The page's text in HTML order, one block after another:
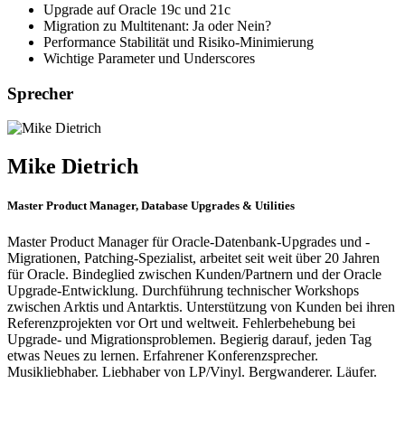
Upgrade auf Oracle 19c und 21c
Migration zu Multitenant: Ja oder Nein?
Performance Stabilität und Risiko-Minimierung
Wichtige Parameter und Underscores
Sprecher
Mike Dietrich
Master Product Manager, Database Upgrades & Utilities
Master Product Manager für Oracle-Datenbank-Upgrades und -
Migrationen, Patching-Spezialist, arbeitet seit weit über 20 Jahren
für Oracle. Bindeglied zwischen Kunden/Partnern und der Oracle
Upgrade-Entwicklung. Durchführung technischer Workshops
zwischen Arktis und Antarktis. Unterstützung von Kunden bei ihren
Referenzprojekten vor Ort und weltweit. Fehlerbehebung bei
Upgrade- und Migrationsproblemen. Begierig darauf, jeden Tag
etwas Neues zu lernen. Erfahrener Konferenzsprecher.
Musikliebhaber. Liebhaber von LP/Vinyl. Bergwanderer. Läufer.